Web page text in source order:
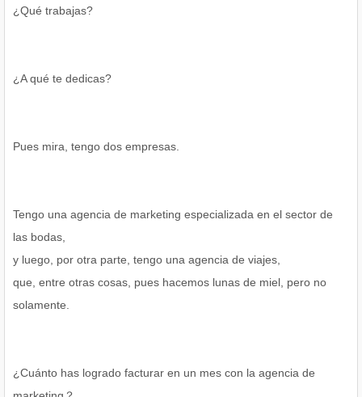
¿Qué trabajas?
¿A qué te dedicas?
Pues mira, tengo dos empresas.
Tengo una agencia de marketing especializada en el sector de
las bodas,
y luego, por otra parte, tengo una agencia de viajes,
que, entre otras cosas, pues hacemos lunas de miel, pero no
solamente.
¿Cuánto has logrado facturar en un mes con la agencia de